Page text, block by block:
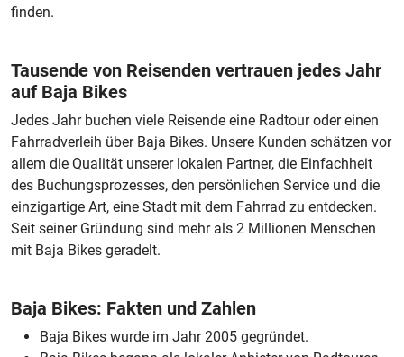
finden.
Tausende von Reisenden vertrauen jedes Jahr
auf Baja Bikes
Jedes Jahr buchen viele Reisende eine Radtour oder einen
Fahrradverleih über Baja Bikes. Unsere Kunden schätzen vor
allem die Qualität unserer lokalen Partner, die Einfachheit
des Buchungsprozesses, den persönlichen Service und die
einzigartige Art, eine Stadt mit dem Fahrrad zu entdecken.
Seit seiner Gründung sind mehr als 2 Millionen Menschen
mit Baja Bikes geradelt.
Baja Bikes: Fakten und Zahlen
Baja Bikes wurde im Jahr 2005 gegründet.